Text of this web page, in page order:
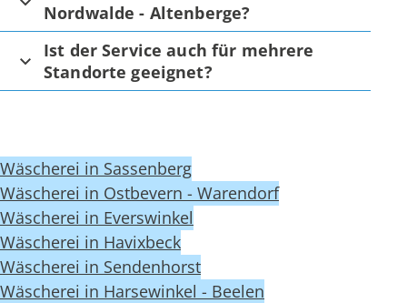
Nordwalde - Altenberge?
Ist der Service auch für mehrere
Standorte geeignet?
Wäscherei in Sassenberg
Wäscherei in Ostbevern - Warendorf
Wäscherei in Everswinkel
Wäscherei in Havixbeck
Wäscherei in Sendenhorst
Wäscherei in Harsewinkel - Beelen